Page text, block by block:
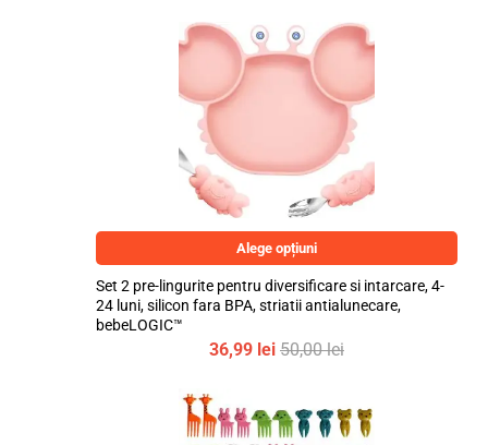
Alege opțiuni
Set 2 pre-lingurite pentru diversificare si intarcare, 4-
24 luni, silicon fara BPA, striatii antialunecare,
bebeLOGIC™
36,99 lei 50,00lei